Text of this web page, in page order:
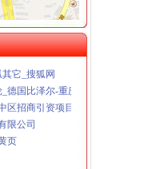
票代理,国际机票预订,美亚价机票预
股份有限公司对外投资暨关联交易公
货运代理公司】-广州58同城
它_搜狐网
德国比泽尔-重庆市渝中区长江制冷
区招商引资项目策划咨询报告-中商
限公司
页
律师_渝中区海事海商律师在线免费